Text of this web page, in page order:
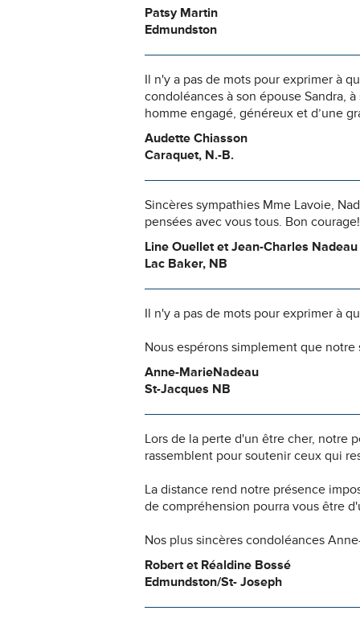
Patsy Martin
Edmundston
Il n'y a pas de mots pour exprimer à
condoléances à son épouse Sandra,
homme engagé, généreux et d’une
Audette Chiasson
Caraquet, N.-B.
Sincères sympathies Mme Lavoie,
pensées avec vous tous. Bon courage!
Line Ouellet et Jean-Charles Nadeau
Lac Baker, NB
Il n'y a pas de mots pour exprimer à
Nous espérons simplement que
Anne-MarieNadeau
St-Jacques NB
Lors de la perte d'un être cher, notre
rassemblent pour soutenir ceux qui
La distance rend notre présence
de compréhension pourra vous être
Nos plus sincères condoléances
Robert et Réaldine Bossé
Edmundston/St- Joseph